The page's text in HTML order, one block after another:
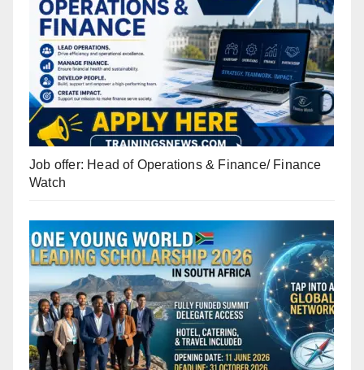
Job offer: Head of Operations & Finance/ Finance
Watch